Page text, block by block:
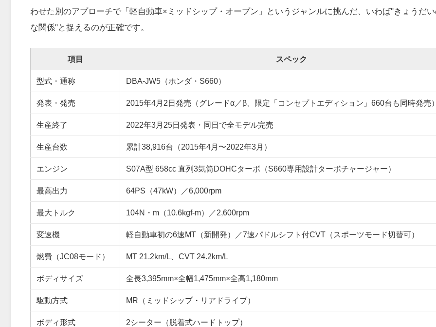
わせた別のアプローチで「軽自動車×ミッドシップ・オープン」というジャンルに挑んだ、いわば"きょうだ
な関係"と捉えるのが正確です。
項目 スペック
型式・通称 DBA-JW5（ホンダ・S660）
発表・発売 2015年4月2日発売（グレードα／β、限定「コンセプトエディション」660台も同時発売
生産終了 2022年3月25日発表・同日で全モデル完売
生産台数 累計38,916台（2015年4月〜2022年3月）
エンジン S07A型 658cc 直列3気筒DOHCターボ（S660専用設計ターボチャージャー）
最高出力 64PS（47kW）／6,000rpm
最大トルク 104N・m（10.6kgf-m）／2,600rpm
変速機 軽自動車初の6速MT（新開発）／7速パドルシフト付CVT（スポーツモード切替可）
燃費（JC08モード） MT 21.2km/L、CVT 24.2km/L
ボディサイズ 全長3,395mm×全幅1,475mm×全高1,180mm
駆動方式 MR（ミッドシップ・リアドライブ）
ボディ形式 2シーター（脱着式ハードトップ）